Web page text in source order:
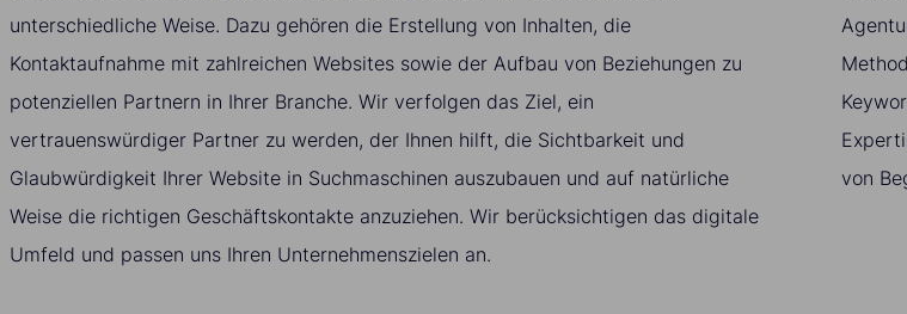
unterschiedliche Weise. Dazu gehören die Erstellung von Inhalten, die
Kontaktaufnahme mit zahlreichen Websites sowie der Aufbau von Beziehungen zu
potenziellen Partnern in Ihrer Branche. Wir verfolgen das Ziel, ein
vertrauenswürdiger Partner zu werden, der Ihnen hilft, die Sichtbarkeit und
Glaubwürdigkeit Ihrer Website in Suchmaschinen auszubauen und auf natürliche
Weise die richtigen Geschäftskontakte anzuziehen. Wir berücksichtigen das digitale
Umfeld und passen uns Ihren Unternehmenszielen an.
von